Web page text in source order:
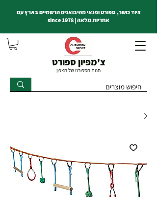
צ'מפיון ספורט
חנות הספורט של הצפון
ציוד כושר, ספורט ופנאי מהיבואנים הרשמיים בארץ עם
אחריות מלאה | since 1978